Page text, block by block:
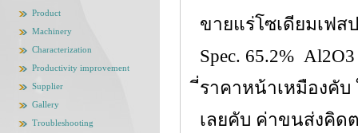
Product
Machinery
Characterization
Productivity improvement
Supplier
Gallery
Troubleshooting
ขายแร่โซเดียมเฟส
Spec. 65.2%
ราคาหน้าเหมืองคับ
เลยคับ ค่าขนส่งคิด